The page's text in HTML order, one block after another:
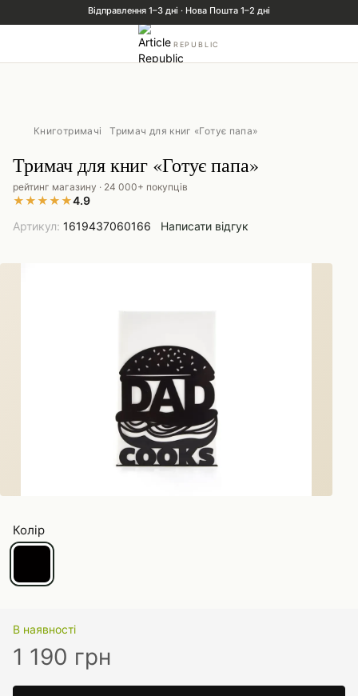
REPUBLIC
Книготримачі Тримач для книг «Готує папа»
Тримач для книг «Готує папа»
★★★★★4.9
рейтинг магазину · 24 000+ покупців
Артикул: 1619437060166 Написати відгук
Колір
В наявності
1 190 грн